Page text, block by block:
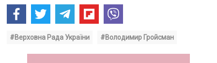
#Верховна Рада України #Володимир Гройсман